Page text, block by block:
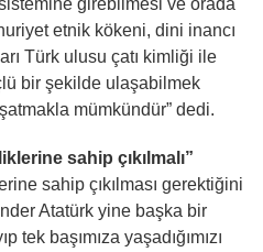
etnik kökeni, dini inancı
Türk ulusu çatı kimliği ile
bir şekilde ulaşabilmek
mümkündür” dedi.
sahip çıkılmalı”
sahip çıkılması gerektiğini
Atatürk yine başka bir
tek başımıza yaşadığımızı